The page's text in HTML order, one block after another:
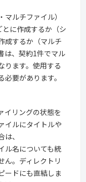
ルチファイル）
に作成するか（シ
成するか（マルチ
は、契約1件でマル
ります。使用する
要があります。
イリングの状態を
イルにタイトルや
、
ル名についても統
ん。ディレクトリ
ードにも直結しま